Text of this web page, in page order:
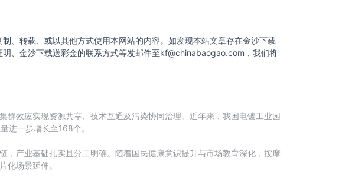
、转载、或以其他方式使用本网站的内容。如发现本站文章存在金沙下载
、金沙下载送彩金的联系方式等发邮件至kf@chinabaogao.com ，我们将
效应实现资源共享、技术互通及污染协同治理。近年来，我国电镀工业园
进一步增长至168个。
产业基础扎实且分工明确。随着国民健康意识提升与市场教育深化，按摩
化场景延伸。